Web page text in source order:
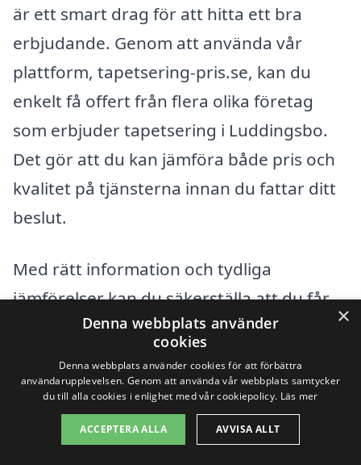
är ett smart drag för att hitta ett bra
erbjudande. Genom att använda vår
plattform, tapetsering-pris.se, kan du
enkelt få offert från flera olika företag
som erbjuder tapetsering i Luddingsbo.
Det gör att du kan jämföra både pris och
kvalitet på tjänsterna innan du fattar ditt
beslut.
Med rätt information och tydliga
jämförelser kan du säkerställa att du får
ett bra pris på tapetsering i Luddingsbo,
utan att kompromissa med kvaliteten.
Tveka inte att söka råd från proffs och be
om referenser för att hitta den perfekta
tapetseraren för ditt projekt.
×
Denna webbplats använder
cookies
Denna webbplats använder cookies för att förbättra
användarupplevelsen. Genom att använda vår webbplats samtycker
du till alla cookies i enlighet med vår cookiepolicy. Läs mer
ACCEPTERA ALLA AVVISA ALLT